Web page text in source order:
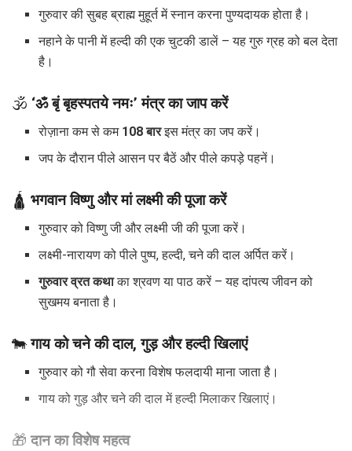
गुरुवार की सुबह ब्राह्म मुहूर्त में स्नान करना पुण्यदायक होता है।
नहाने के पानी में हल्दी की एक चुटकी डालें – यह गुरु ग्रह को बल देता
है।
🕉️ ‘ॐ बृं बृहस्पतये नमः’ मंत्र का जाप करें
रोज़ाना कम से कम 108 बारइस मंत्र का जप करें।
जप के दौरान पीले आसन पर बैठें और पीले कपड़े पहनें।
🛕 भगवान विष्णु और मां लक्ष्मी की पूजा करें
गुरुवार को विष्णु जी और लक्ष्मी जी की पूजा करें।
लक्ष्मी-नारायण को पीले पुष्प, हल्दी, चने की दाल अर्पित करें।
गुरुवार व्रत कथाका श्रवण या पाठ करें – यह दांपत्य जीवन को
सुखमय बनाता है।
🐄गाय को चने की दाल, गुड़ और हल्दी खिलाएं
गुरुवार को गौ सेवा करना विशेष फलदायी माना जाता है।
गाय को गुड़ और चने की दाल में हल्दी मिलाकर खिलाएं।
🎁 दान का विशेष महत्व